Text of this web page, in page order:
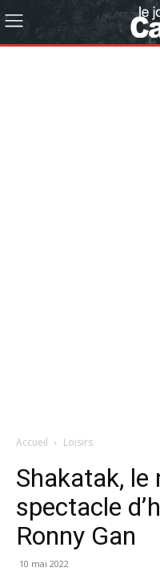
Accueil Loisirs
Shakatak, le
spectacle
Ronny Gan
10 mai 2022